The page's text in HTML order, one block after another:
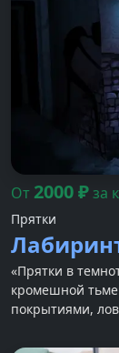
От 2000₽за
Прятки
«Прятки в
кромешной
покрытиями,